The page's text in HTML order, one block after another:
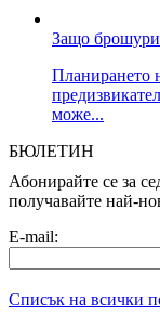
Защо
Планирането
може...
БЮЛЕТИН
Абонирайте се за
получавайте най-
E-mail:
Списък на всички